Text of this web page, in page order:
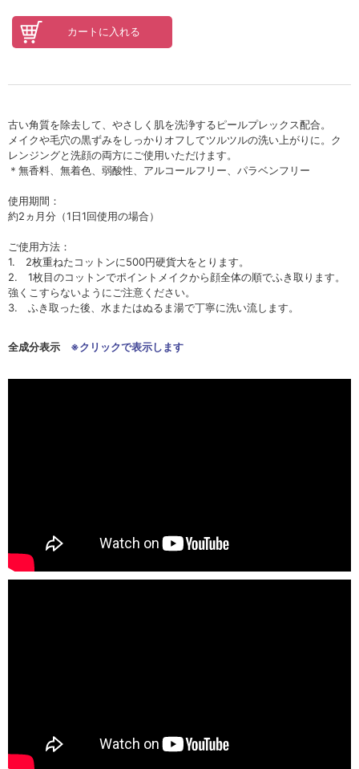
古い角質を除去して、やさしく肌を洗浄するピールプレックス配合。
メイクや毛穴の黒ずみをしっかりオフしてツルツルの洗い上がりに。ク
レンジングと洗顔の両方にご使用いただけます。
＊無香料、無着色、弱酸性、アルコールフリー、パラベンフリー
使用期間：
約2ヵ月分（1日1回使用の場合）
ご使用方法：
1. 2枚重ねたコットンに500円硬貨大をとります。
2. 1枚目のコットンでポイントメイクから顔全体の順でふき取ります。
強くこすらないようにご注意ください。
3. ふき取った後、水またはぬるま湯で丁寧に洗い流します。
全成分表示 ※クリックで表示します